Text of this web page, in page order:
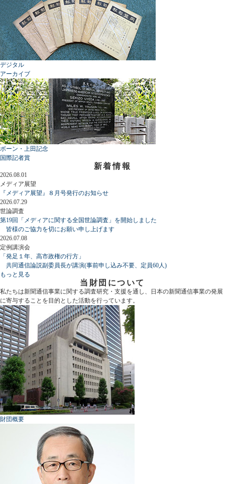
デジタル
アーカイブ
ボーン・上田記念
国際記者賞
新着情報
2026.08.01
メディア展望
『メディア展望』８月号発行のお知らせ
2026.07.29
世論調査
第19回「メディアに関する全国世論調査」を開始しました
皆様のご協力を切にお願い申し上げます
2026.07.08
定例講演会
「発足１年、高市政権の行方」
共同通信論説副委員長が講演(事前申し込み不要、定員60人)
もっと見る
当財団について
私たちは新聞通信事業に関する調査研究・支援を通し、日本の新聞通信事業の発展
に寄与することを目的とした活動を行っています。
財団概要